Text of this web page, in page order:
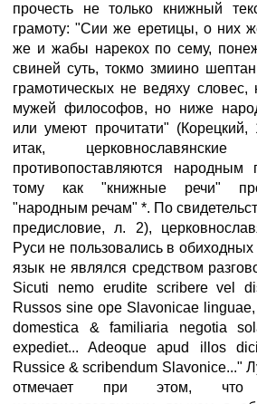
прочесть не только книжный
грамоту: "Сии же еретицы, о них
же и жабы нарекох по сему,
свиней суть, токмо змиино
грамотическых не ведяху
мужей философов, но ниже
или умеют прочитати"
итак,
противопоставляются народным
тому как "книжные речи"
"народным речам" *. По
предисловие, л. 2),
Руси не пользовались в обиходных
язык не являлся средством
Sicuti nemo erudite scribere vel
Russos sine ope Slavonicae
domestica & familiaria negotia
expediet... Adeoque apud illos
Russice & scribendum Slavonice..."
отмечает при этом, что